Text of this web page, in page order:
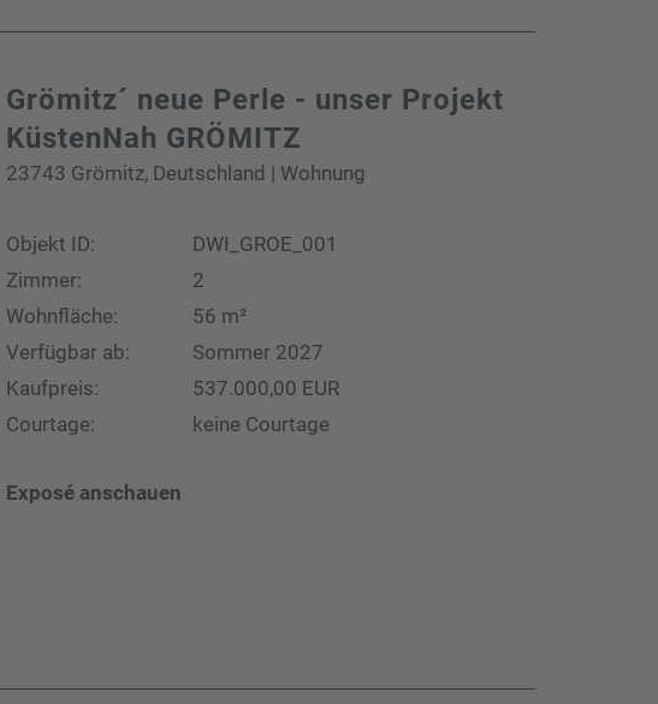
Grömitz´ neue Perle - unser Projekt
KüstenNah GRÖMITZ
23743 Grömitz, Deutschland | Wohnung
Objekt ID:
DWI_GROE_001
Zimmer:
2
Wohnfläche:
56 m²
Verfügbar ab:
Sommer 2027
Kaufpreis:
537.000,00 EUR
Courtage:
keine Courtage
Exposé anschauen